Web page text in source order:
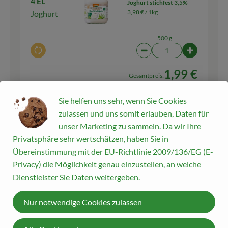
Joghurt
Auswahl ändern
Joghurt stichfest 3,5%
3,98 € /1kg
500 g
Artikelanzahl
Gesamtpreis: 1,99 €
80 g
Auswahl ändern
Parmigiano Reggiano
gerieben
67,25 € /1kg
40 g
5,38 €
Sie helfen uns sehr, wenn Sie Cookies
zulassen und uns somit erlauben, Daten für
unser Marketing zu sammeln. Da wir Ihre
Privatsphäre sehr wertschätzen, haben Sie in
Übereinstimmung mit der EU-Richtlinie 2009/136/EG (E-
Privacy) die Möglichkeit genau einzustellen, an welche
Dienstleister Sie Daten weitergeben.
Nur notwendige Cookies zulassen